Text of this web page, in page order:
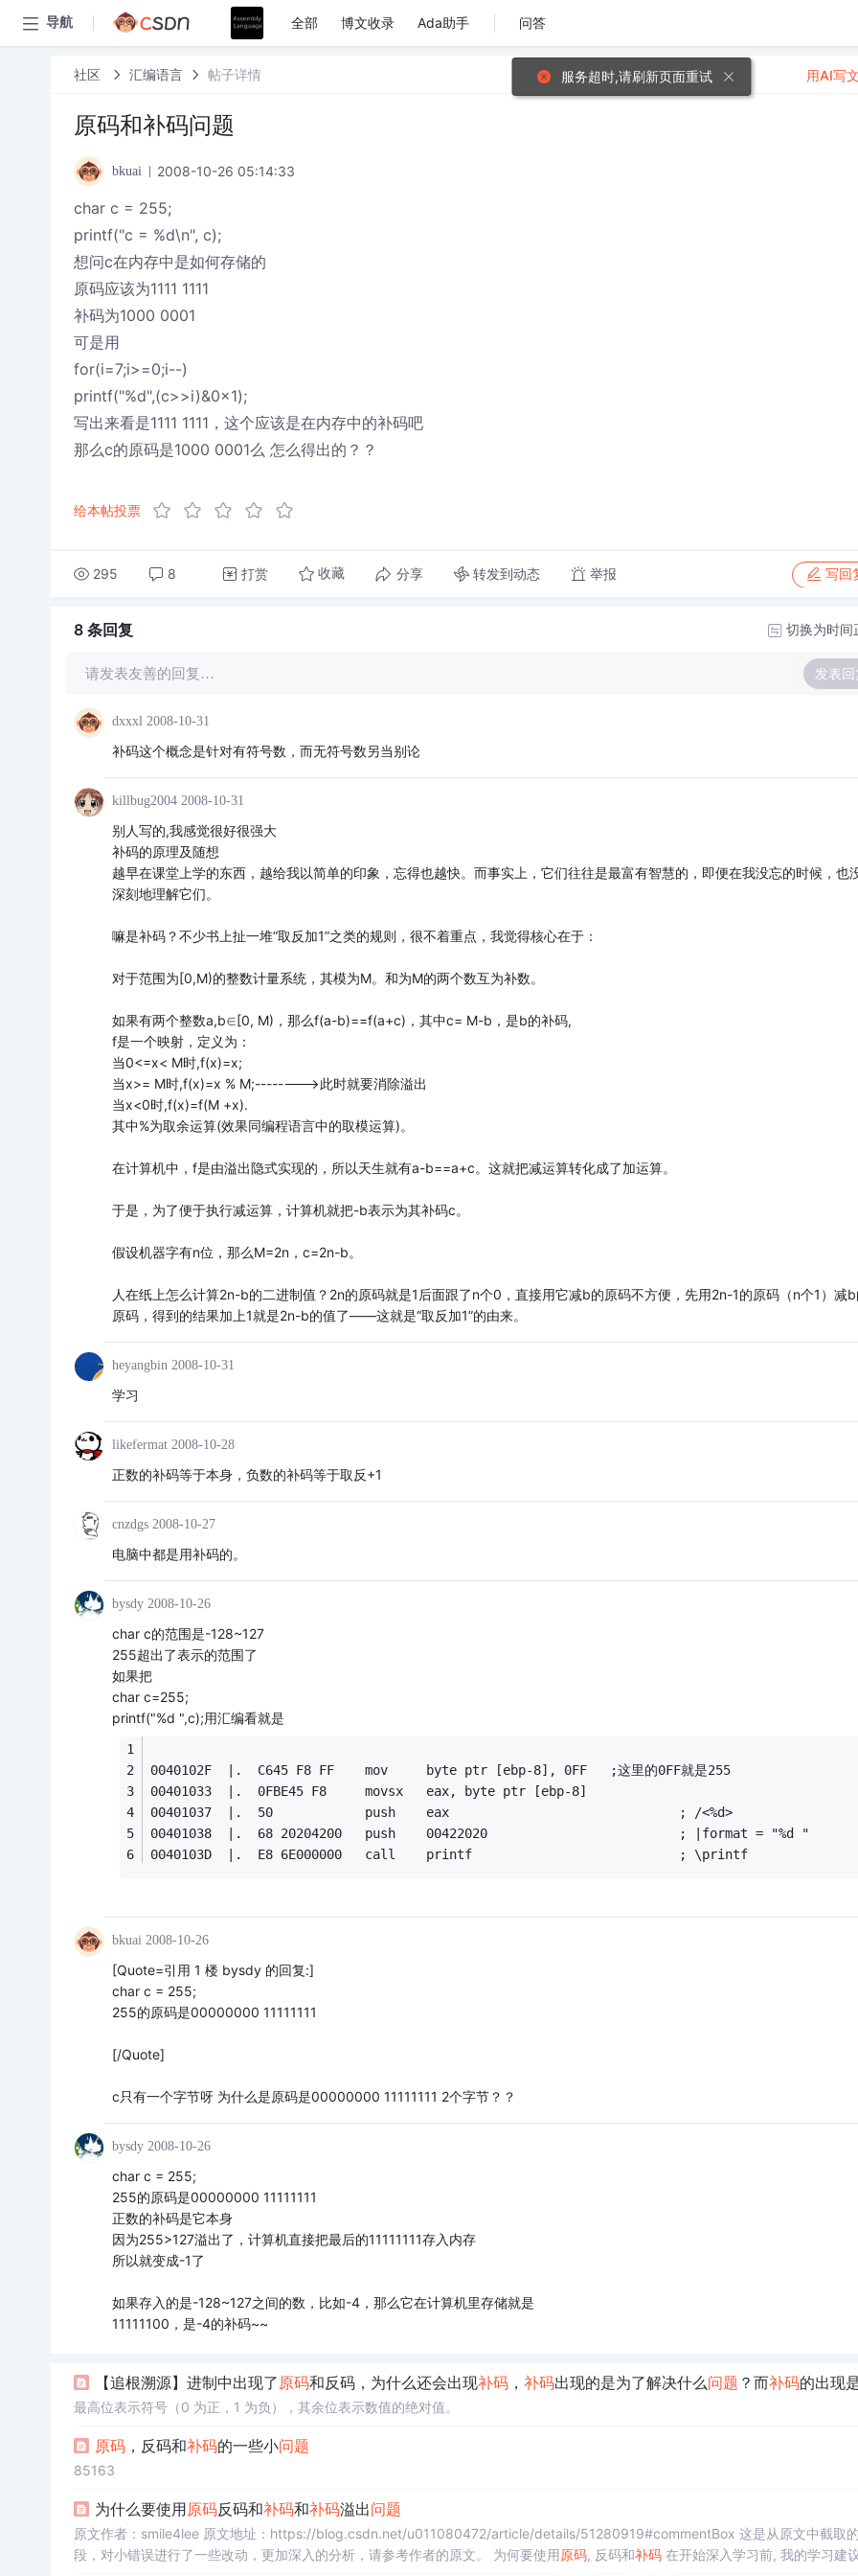
导航 全部 博文收录 Ada助手 问答
社区 汇编语言 帖子详情
原码和补码问题
bkuai 2008-10-26 05:14:33
char c = 255;
printf("c = %d\n", c);
想问c在内存中是如何存储的
原码应该为1111 1111
补码为1000 0001
可是用
for(i=7;i>=0;i--)
printf("%d",(c>>i)&0x1);
写出来看是1111 1111，这个应该是在内存中的补码吧
那么c的原码是1000 0001么 怎么得出的？？
给本帖投票
295 8 打赏 收藏 分享 转发到动态 举报 写回
用AI写
8 条回复 切换为时间
请发表友善的回复… 发表回
dxxxl 2008-10-31
补码这个概念是针对有符号数，而无符号数另当别论
killbug2004 2008-10-31
别人写的,我感觉很好很强大
补码的原理及随想
越早在课堂上学的东西，越给我以简单的印象，忘得也越快。而事实上，它们往往是最富有智慧的，即便在我没忘的时候，也
深刻地理解它们。
嘛是补码？不少书上扯一堆“取反加1”之类的规则，很不着重点，我觉得核心在于：
对于范围为[0,M)的整数计量系统，其模为M。和为M的两个数互为补数。
如果有两个整数a,b∈[0, M)，那么f(a-b)==f(a+c)，其中c= M-b，是b的补码,
f是一个映射，定义为：
当0<=x< M时,f(x)=x;
当x>= M时,f(x)=x % M;-------->此时就要消除溢出
当x<0时,f(x)=f(M +x).
其中%为取余运算(效果同编程语言中的取模运算)。
在计算机中，f是由溢出隐式实现的，所以天生就有a-b==a+c。这就把减运算转化成了加运算。
于是，为了便于执行减运算，计算机就把-b表示为其补码c。
假设机器字有n位，那么M=2n，c=2n-b。
人在纸上怎么计算2n-b的二进制值？2n的原码就是1后面跟了n个0，直接用它减b的原码不方便，先用2n-1的原码（n个1）减
原码，得到的结果加上1就是2n-b的值了——这就是“取反加1”的由来。
heyangbin 2008-10-31
学习
likefermat 2008-10-28
正数的补码等于本身，负数的补码等于取反+1
cnzdgs 2008-10-27
电脑中都是用补码的。
bysdy 2008-10-26
char c的范围是-128~127
255超出了表示的范围了
如果把
char c=255;
printf("%d ",c);用汇编看就是
0040102F  |.  C645 F8 FF    mov     byte ptr [ebp-8], 0FF   ;这里的0FF就是255
00401033  |.  0FBE45 F8     movsx   eax, byte ptr [ebp-8]
00401037  |.  50            push    eax                              ; /<%d>
00401038  |.  68 20204200   push    00422020                         ; |format = "%d "
0040103D  |.  E8 6E000000   call    printf                           ; \printf
bkuai 2008-10-26
[Quote=引用 1 楼 bysdy 的回复:]
char c = 255;
255的原码是00000000 11111111
[/Quote]
c只有一个字节呀 为什么是原码是00000000 11111111 2个字节？？
bysdy 2008-10-26
char c = 255;
255的原码是00000000 11111111
正数的补码是它本身
因为255>127溢出了，计算机直接把最后的11111111存入内存
所以就变成-1了
如果存入的是-128~127之间的数，比如-4，那么它在计算机里存储就是
11111100，是-4的补码~~
【追根溯源】进制中出现了原码和反码，为什么还会出现补码， 补码出现的是为了解决什么问题 ？而补码的出现是为了解
最高位表示符号（0 为正，1 为负），其余位表示数值的绝对值。
原码，反码和补码的一些小问题
85163
为什么要使用原码反码和补码和补码溢出问题
原文作者：smile4lee 原文地址：https://blog.csdn.net/u011080472/article/details/51280919#commentBox 这是从原文中截取的一
段，对小错误进行了一些改动，更加深入的分析，请参考作者的原文。 为何要使用原码, 反码和补码在开始深入学习前, 我的学习建议是
服务超时,请刷新页面重试